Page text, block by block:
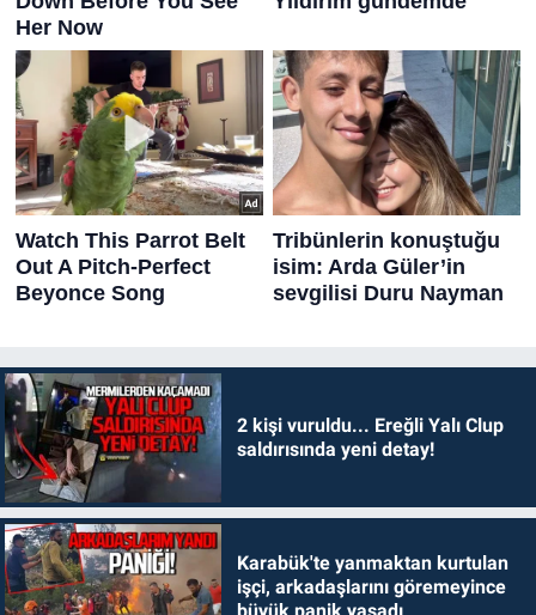
2 kişi vuruldu... Ereğli Yalı Clup
saldırısında yeni detay!
Karabük'te yanmaktan kurtulan
işçi, arkadaşlarını göremeyince